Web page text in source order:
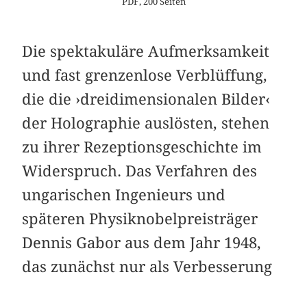
Die spektakuläre Aufmerksamkeit
und fast grenzenlose Verblüffung,
die die ›dreidimensionalen Bilder‹
der Holographie auslösten, stehen
zu ihrer Rezeptionsgeschichte im
Widerspruch. Das Verfahren des
ungarischen Ingenieurs und
späteren Physiknobelpreisträger
Dennis Gabor aus dem Jahr 1948,
das zunächst nur als Verbesserung